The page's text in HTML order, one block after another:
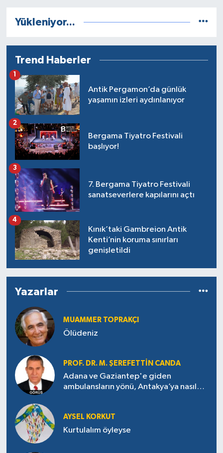
Yükleniyor...
Trend Haberler
Antik Pergamon’da günlük
yaşamın izleri aydınlanıyor
1
Bergama Tiyatro Festivali
başlıyor!
2
7. Bergama Tiyatro Festivali
sanatseverlere kapılarını açtı
3
Kınık’taki Gambreion Antik
Kenti’nin koruma sınırları
genişletildi
4
Yazarlar
MUAMMER TOPRAKÇI
Ölüdeniz
PROF. DR. M. ŞEREFETTIN CANDA
Adana ve Gaziantep'e giden
ambulansların yönü, Antakya’ya nasıl
AYSEL KORKUT
Kurtulalım öyleyse